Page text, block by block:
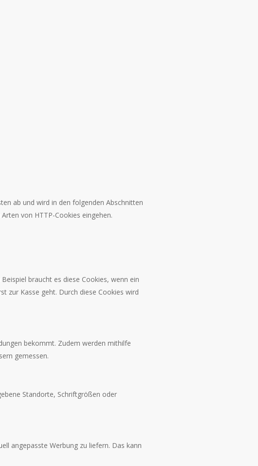
ab und wird in den folgenden Abschnitten
von HTTP-Cookies eingehen.
braucht es diese Cookies, wenn ein
zur Kasse geht. Durch diese Cookies wird
bekommt. Zudem werden mithilfe
gemessen.
Standorte, Schriftgrößen oder
angepasste Werbung zu liefern. Das kann